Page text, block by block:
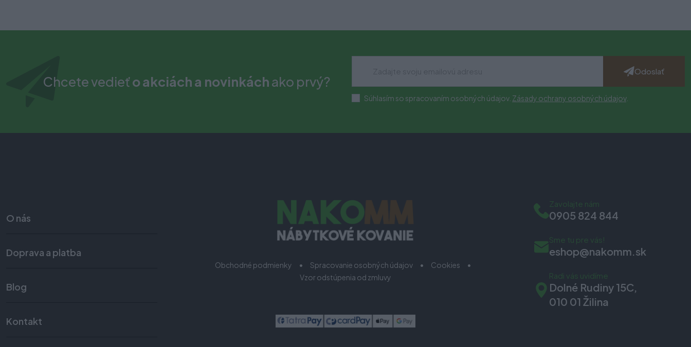
Chcete vedieťo akciách a novinkáchako prvý?
Odoslať
Súhlasím so spracovaním osobných údajov. Zásady ochrany osobných údajov.
O nás
Doprava a platba
Blog
Kontakt
Obchodné podmienky Spracovanie osobných údajov
Cookies
Vzor odstúpenia od zmluvy
Zavolajte nám
0905 824 844
Sme tu pre vás!
eshop@nakomm.sk
Radi vás uvidíme
Dolné Rudiny 15C,
010 01 Žilina